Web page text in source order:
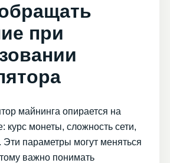
при
майнинга опирается на
курс монеты, сложность сети,
Эти параметры могут меняться
важно понимать